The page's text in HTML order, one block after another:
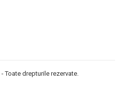
- Toate drepturile rezervate.